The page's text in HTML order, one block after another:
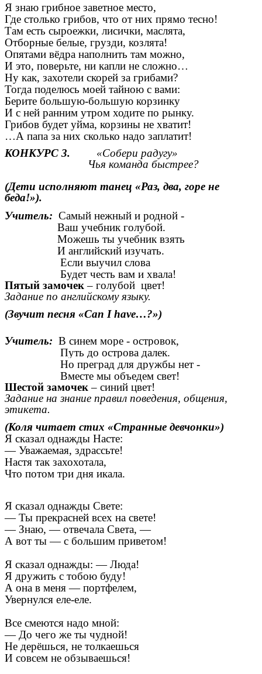
Я знаю грибное заветное место,
Где столько грибов, что от них прямо тесно!
Там есть сыроежки, лисички, маслята,
Отборные белые, грузди, козлята!
Опятами вёдра наполнить там можно,
И это, поверьте, ни капли не сложно…
Ну как, захотели скорей за грибами?
Тогда поделюсь моей тайною с вами:
Берите большую-большую корзинку
И с ней ранним утром ходите по рынку.
Грибов будет уйма, корзины не хватит!
…А папа за них сколько надо заплатит!
КОНКУРС 3. «Собери радугу»
Чья команда быстрее?
(Дети исполняют танец «Раз, два, горе не
беда!»).
Учитель: Самый нежный и родной -
Ваш учебник голубой.
Можешь ты учебник взять
И английский изучать.
Если выучил слова
Будет честь вам и хвала!
Пятый замочек– голубой цвет!
Задание по английскому языку.
(Звучит песня «Can I have…?»)
Учитель: В синем море - островок,
Путь до острова далек.
Но преград для дружбы нет -
Вместе мы объедем свет!
Шестой замочек– синий цвет!
Задание на знание правил поведения, общения,
этикета.
(Коля читает стих «Странные девчонки»)
Я сказал однажды Насте:
— Уважаемая, здрассьте!
Настя так захохотала,
Что потом три дня икала.
Я сказал однажды Свете:
— Ты прекрасней всех на свете!
— Знаю, — отвечала Света, —
А вот ты — с большим приветом!
Я сказал однажды: — Люда!
Я дружить с тобою буду!
А она в меня — портфелем,
Увернулся еле-еле.
Все смеются надо мной:
— До чего же ты чудной!
Не дерёшься, не толкаешься
И совсем не обзываешься!